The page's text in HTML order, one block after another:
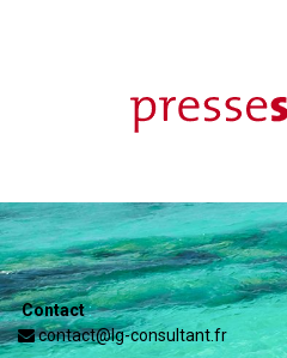
Contact:
contact@lg-consultant.fr